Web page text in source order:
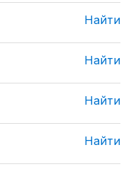
Найти
Найти
Найти
Найти